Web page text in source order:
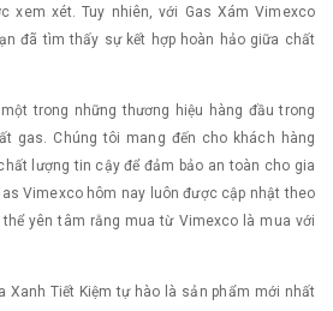
xem xét. Tuy nhiên, với Gas Xám Vimexco
đã tìm thấy sự kết hợp hoàn hảo giữa chất
trong những thương hiệu hàng đầu trong
gas. Chúng tôi mang đến cho khách hàng
lượng tin cậy để đảm bảo an toàn cho gia
Vimexco hôm nay luôn được cập nhật theo
yên tâm rằng mua từ Vimexco là mua với
Xanh Tiết Kiệm tự hào là sản phẩm mới nhất